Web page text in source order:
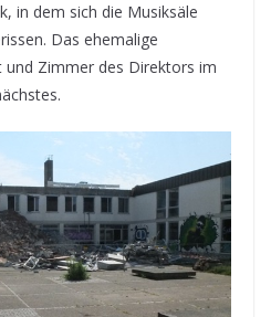
in dem sich die Musiksäle
Das ehemalige
und Zimmer des Direktors im